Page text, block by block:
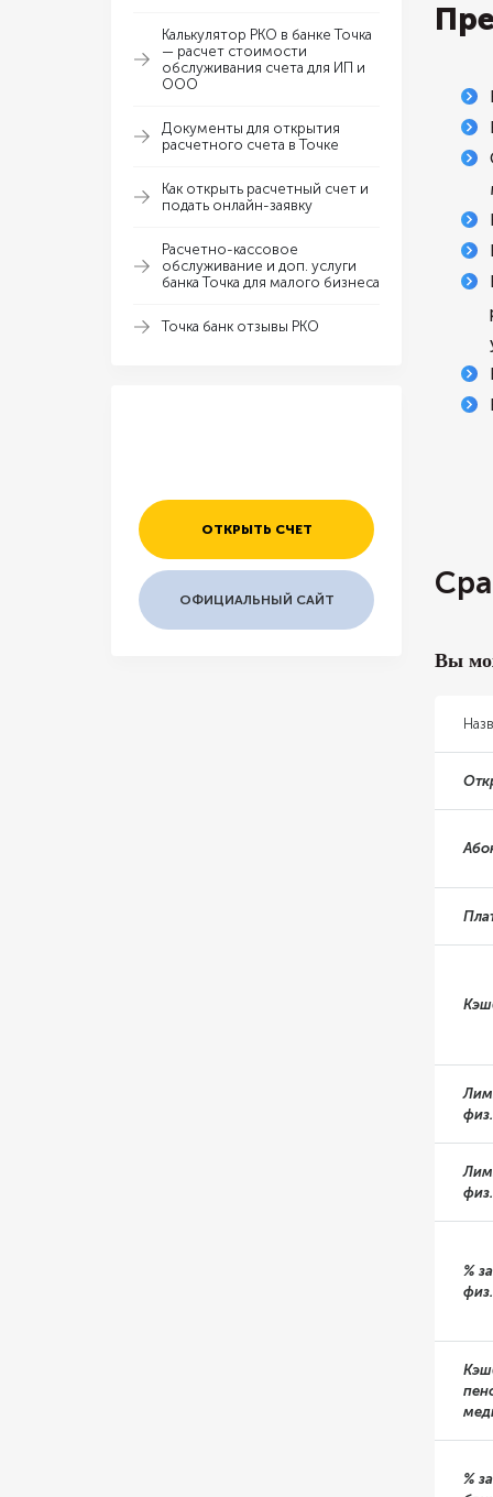
Калькулятор РКО в банке Точка
— расчет стоимости
обслуживания счета для ИП и
ООО
Документы для открытия
расчетного счета в Точке
Как открыть расчетный счет и
подать онлайн-заявку
Расчетно-кассовое
обслуживание и доп. услуги
банка Точка для малого бизнеса
Точка банк отзывы РКО
ОТКРЫТЬ СЧЕТ
ОФИЦИАЛЬНЫЙ САЙТ
Вы
%
%